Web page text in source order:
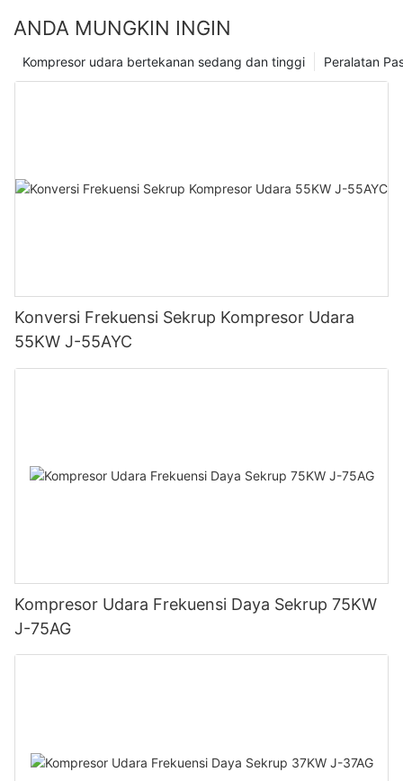
lama untuk memenuhi kebutuhan pelanggan kami di tahun-
ANDA MUNGKIN INGIN
Peralatan
Kompresor udara bertekanan sedang dan tinggi
Konversi Frekuensi Sekrup Kompresor Udara
55KW J-55AYC
Kompresor Udara Frekuensi Daya Sekrup 75KW
J-75AG